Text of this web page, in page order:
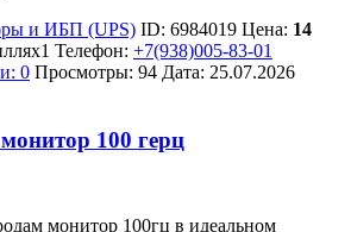
и ИБП (UPS) ID: 6984019 Цена: 14
Телефон: +7(938)005-83-01
0 Просмотры: 94 Дата: 25.07.2026
100 герц
монитор 100гц в идеальном